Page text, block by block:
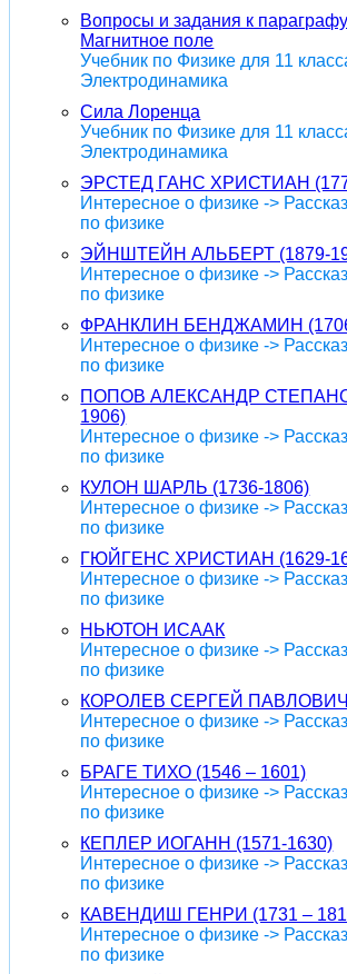
Вопросы и задания к
Магнитное поле
Учебник по Физике для 11
Электродинамика
Сила Лоренца
Учебник по Физике для 11
Электродинамика
ЭРСТЕД ГАНС ХРИСТИАН
Интересное о физике ->
по физике
ЭЙНШТЕЙН АЛЬБЕРТ (1879-
Интересное о физике ->
по физике
ФРАНКЛИН БЕНДЖАМИН (1706
Интересное о физике ->
по физике
ПОПОВ АЛЕКСАНДР
1906)
Интересное о физике ->
по физике
КУЛОН ШАРЛЬ (1736-1806)
Интересное о физике ->
по физике
ГЮЙГЕНС ХРИСТИАН (1629-
Интересное о физике ->
по физике
НЬЮТОН ИСААК
Интересное о физике ->
по физике
КОРОЛЕВ СЕРГЕЙ ПАВЛОВИЧ
Интересное о физике ->
по физике
БРАГЕ ТИХО (1546 – 1601)
Интересное о физике ->
по физике
КЕПЛЕР ИОГАНН (1571-1630)
Интересное о физике ->
по физике
КАВЕНДИШ ГЕНРИ (1731 –
Интересное о физике ->
по физике